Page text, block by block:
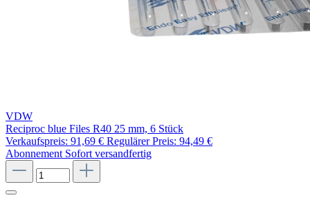
VDW
Reciproc blue Files R40 25 mm, 6 Stück
Verkaufspreis: 91,69 € Regulärer Preis: 94,49 €
Abonnement Sofort versandfertig